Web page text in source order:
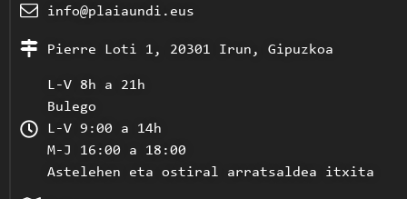
info@plaiaundi.eus
Pierre Loti 1, 20301 Irun, Gipuzkoa
L-V 8h a 21h
Bulego
L-V 9:00 a 14h
M-J 16:00 a 18:00
Astelehen eta ostiral arratsaldea itxita